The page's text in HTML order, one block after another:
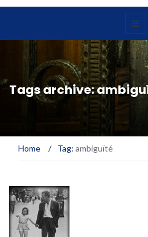
Tags archive:
Home / Tag: ambiguïté